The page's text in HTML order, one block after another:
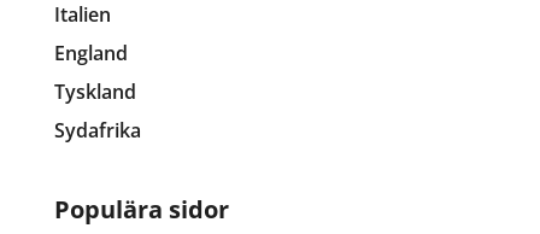
Italien
England
Tyskland
Sydafrika
Populära sidor